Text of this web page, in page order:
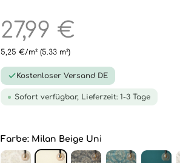
27,99 €
5,25 €/m² (5.33 m²)
Kostenloser Versand DE
Sofort verfügbar, Lieferzeit: 1-3 Tage
Farbe: Milan Beige Uni